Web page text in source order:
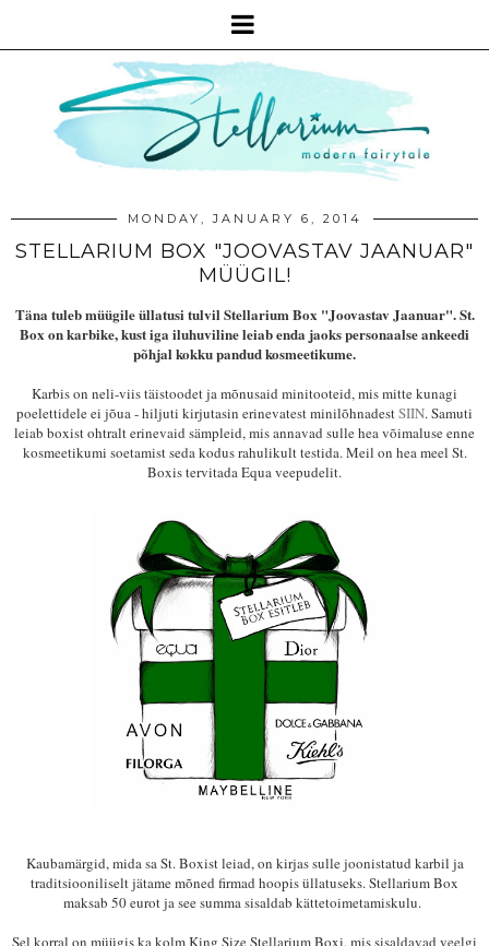
MONDAY, JANUARY 6, 2014
STELLARIUM BOX "JOOVASTAV JAANUAR"
MÜÜGIL!
Täna tuleb müügile üllatusi tulvil Stellarium Box "Joovastav Jaanuar".St.
Box on karbike, kust iga iluhuviline leiab enda jaoks personaalse ankeedi
põhjal kokku pandud kosmeetikume.
Karbis on neli-viis täistoodet ja mõnusaid minitooteid, mis mitte kunagi
poelettidele ei jõua - hiljuti kirjutasin erinevatest minilõhnadestSIIN. Samuti
leiab boxist ohtralt erinevaid sämpleid, mis annavad sulle hea võimaluse enne
kosmeetikumi soetamist seda kodus rahulikult testida. Meil on hea meel St.
Boxis tervitada Equa veepudelit.
Kaubamärgid, mida sa St. Boxist leiad, on kirjas sulle joonistatud karbil ja
traditsiooniliselt jätame mõned firmad hoopis üllatuseks. Stellarium Box
maksab 50 eurot ja see summa sisaldab kättetoimetamiskulu.
Sel korral on müügis ka kolm King SizeStellarium Boxi, mis sisaldavad veelgi